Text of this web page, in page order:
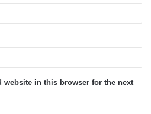
website in this browser for the next